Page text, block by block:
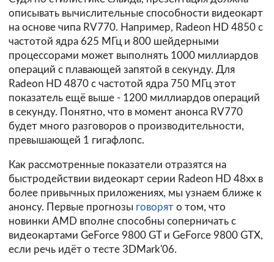
описывать вычислительные способности видеокарт
на основе чипа RV770. Например, Radeon HD 4850 с
частотой ядра 625 МГц и 800 шейдерными
процессорами может выполнять 1000 миллиардов
операций с плавающей запятой в секунду. Для
Radeon HD 4870 с частотой ядра 750 МГц этот
показатель ещё выше - 1200 миллиардов операций
в секунду. Понятно, что в момент анонса RV770
будет много разговоров о производительности,
превышающей 1 гигафлопс.
Как рассмотренные показатели отразятся на
быстродействии видеокарт серии Radeon HD 48xx в
более привычных приложениях, мы узнаем ближе к
анонсу. Первые прогнозы говорят о том, что
новинки AMD вполне способны соперничать с
видеокартами GeForce 9800 GT и GeForce 9800 GTX,
если речь идёт о тесте 3DMark'06.